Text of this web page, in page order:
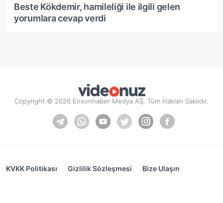
Beste Kökdemir, hamileliği ile ilgili gelen
yorumlara cevap verdi
Copyright © 2026 Ensonhaber Medya AŞ. Tüm Hakları Saklıdır.
KVKK Politikası Gizlilik Sözleşmesi Bize Ulaşın